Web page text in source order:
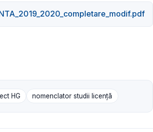
HG nomenclator studii licență